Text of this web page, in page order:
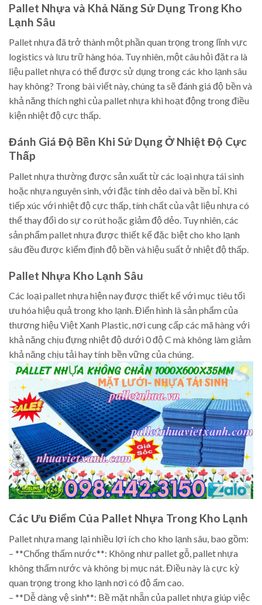
Pallet Nhựa và Khả Năng Sử Dụng Trong Kho
Lạnh Sâu
Pallet nhựa đã trở thành một phần quan trọng trong lĩnh vực
logistics và lưu trữ hàng hóa. Tuy nhiên, một câu hỏi đặt ra là
liệu pallet nhựa có thể được sử dụng trong các kho lạnh sâu
hay không? Trong bài viết này, chúng ta sẽ đánh giá độ bền và
khả năng thích nghi của pallet nhựa khi hoạt động trong điều
kiện nhiệt độ cực thấp.
Đánh Giá Độ Bền Khi Sử Dụng Ở Nhiệt Độ Cực
Thấp
Pallet nhựa thường được sản xuất từ các loại nhựa tái sinh
hoặc nhựa nguyên sinh, với đặc tính dẻo dai và bền bỉ. Khi
tiếp xúc với nhiệt độ cực thấp, tính chất của vật liệu nhựa có
thể thay đổi do sự co rút hoặc giảm độ dẻo. Tuy nhiên, các
sản phẩm pallet nhựa được thiết kế đặc biệt cho kho lạnh
sâu đều được kiểm định độ bền và hiệu suất ở nhiệt độ thấp.
Pallet Nhựa Kho Lạnh Sâu
Các loại pallet nhựa hiện nay được thiết kế với mục tiêu tối
ưu hóa hiệu quả trong kho lạnh. Điển hình là sản phẩm của
thương hiệu Việt Xanh Plastic, nơi cung cấp các mã hàng với
khả năng chịu đựng nhiệt độ dưới 0 độ C mà không làm giảm
khả năng chịu tải hay tính bền vững của chúng.
Các Ưu Điểm Của Pallet Nhựa Trong Kho Lạnh
Pallet nhựa mang lại nhiều lợi ích cho kho lạnh sâu, bao gồm:
– **Chống thấm nước**: Không như pallet gỗ, pallet nhựa
không thấm nước và không bị mục nát. Điều này là cực kỳ
quan trọng trong kho lạnh nơi có độ ẩm cao.
– **Dễ dàng vệ sinh**: Bề mặt nhẵn của pallet nhựa giúp việc